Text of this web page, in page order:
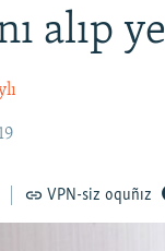
alıp
VPN-siz oquñız